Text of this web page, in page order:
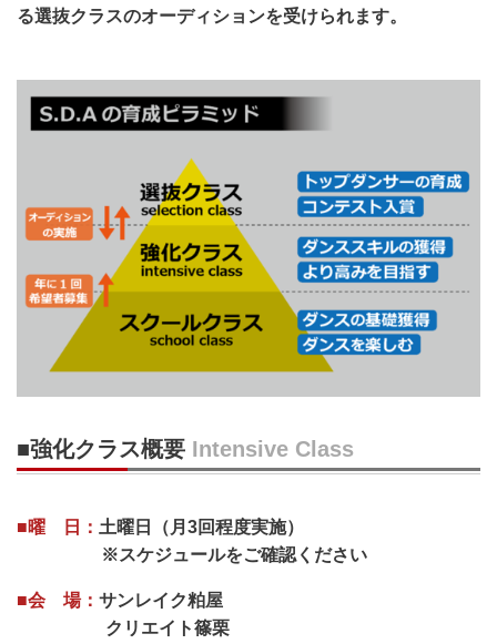
る選抜クラスのオーディションを受けられます。
■強化クラス概要 Intensive Class
■曜 日： 土曜日（月3回程度実施）
※スケジュールをご確認ください
■会 場： サンレイク粕屋
クリエイト篠栗